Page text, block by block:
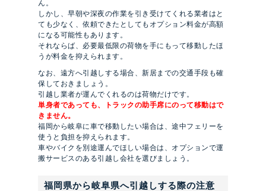
ん。
しかし、早朝や深夜の作業を引き受けてくれる業者はと
ても少なく、依頼できたとしてもオプション料金が高額
になる可能性もあります。
それならば、必要最低限の荷物を手にもって移動したほ
うが料金を抑えられます。
なお、遠方へ引越しする場合、新居までの交通手段も確
保しておきましょう。
引越し業者が運んでくれるのは荷物だけです。
単身者であっても、トラックの助手席にのって移動はで
きません。
福岡から岐阜に車で移動したい場合は、途中フェリーを
使うと負担を抑えられます。
車やバイクを別途運んでほしい場合は、オプションで運
搬サービスのある引越し会社を選びましょう。
福岡県から岐阜県へ引越しする際の注意